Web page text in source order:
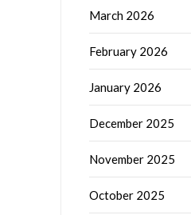
March 2026
February 2026
January 2026
December 2025
November 2025
October 2025